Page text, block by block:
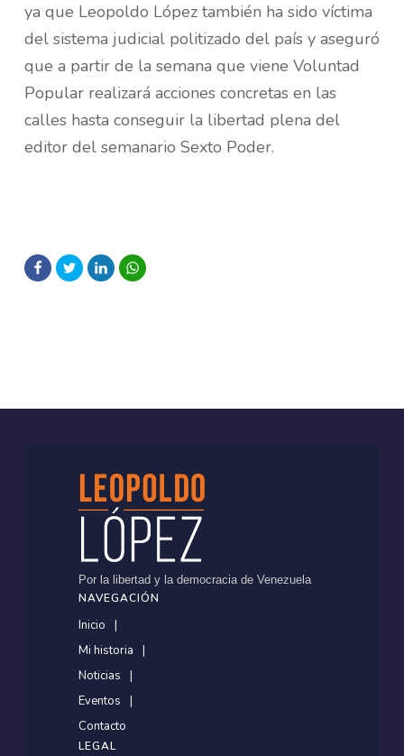
ya que Leopoldo López también ha sido víctima
del sistema judicial politizado del país y aseguró
que a partir de la semana que viene Voluntad
Popular realizará acciones concretas en las
calles hasta conseguir la libertad plena del
editor del semanario Sexto Poder.
Por la libertad y la democracia de Venezuela
NAVEGACIÓN
Inicio
Mi historia
Noticias
Eventos
Contacto
LEGAL